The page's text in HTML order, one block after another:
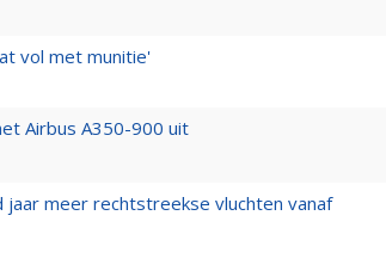
vol met munitie'
Airbus A350-900 uit
jaar meer rechtstreekse vluchten vanaf